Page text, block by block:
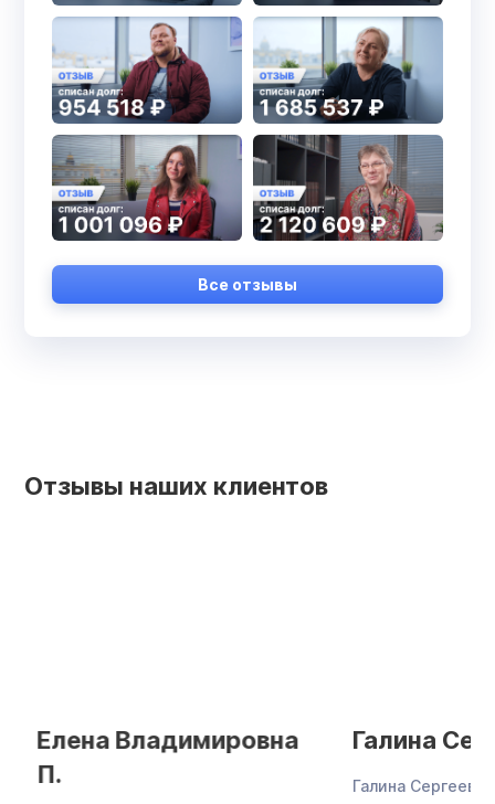
Все отзывы
Отзывы наших клиентов
Елена Владимировна
П.
Галина
Галина Сергеевна